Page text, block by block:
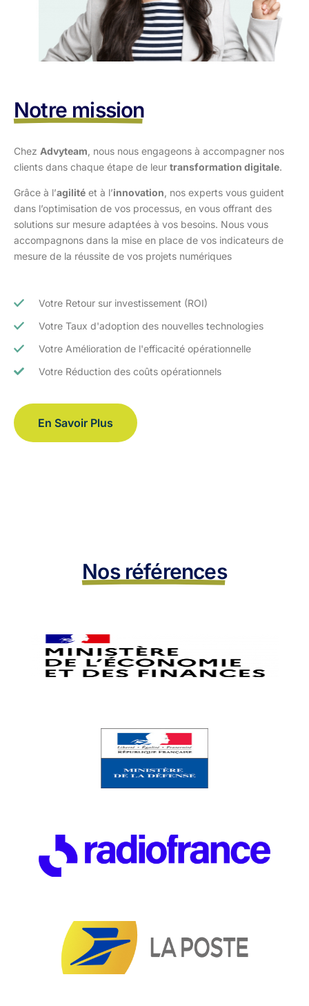
Notre mission
Chez Advyteam , nous nous engageons à accompagner nos
clients dans chaque étape de leur transformation digitale.
Grâce à l’agilité et à l’innovation , nos experts vous guident
dans l’optimisation de vos processus, en vous offrant des
solutions sur mesure adaptées à vos besoins. Nous vous
accompagnons dans la mise en place de vos indicateurs de
mesure de la réussite de vos projets numériques
Votre Retour sur investissement (ROI)
Votre Taux d'adoption des nouvelles technologies
Votre Amélioration de l'efficacité opérationnelle
Votre Réduction des coûts opérationnels
En Savoir Plus
Nos références